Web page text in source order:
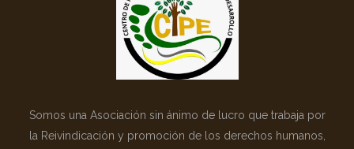
Somos una Asociación sin ánimo de lucro que trabaja por
la Reivindicación y promoción de los derechos humanos,